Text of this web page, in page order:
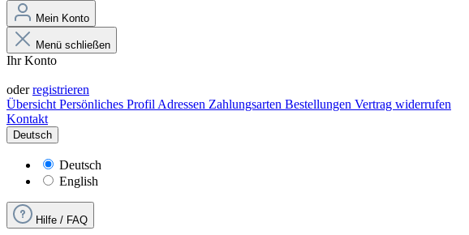
Mein Konto
Menü schließen
Ihr Konto
oderregistrieren
Übersicht Persönliches Profil Adressen Zahlungsarten Bestellungen Vertrag widerrufen
Kontakt
Deutsch
Deutsch
English
Hilfe / FAQ